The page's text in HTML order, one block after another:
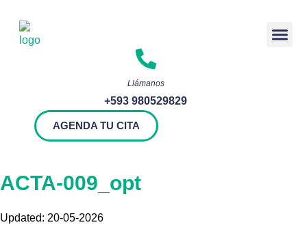
Llámanos
+593 980529829
AGENDA TU CITA
ACTA-009_opt
Updated: 20-05-2026